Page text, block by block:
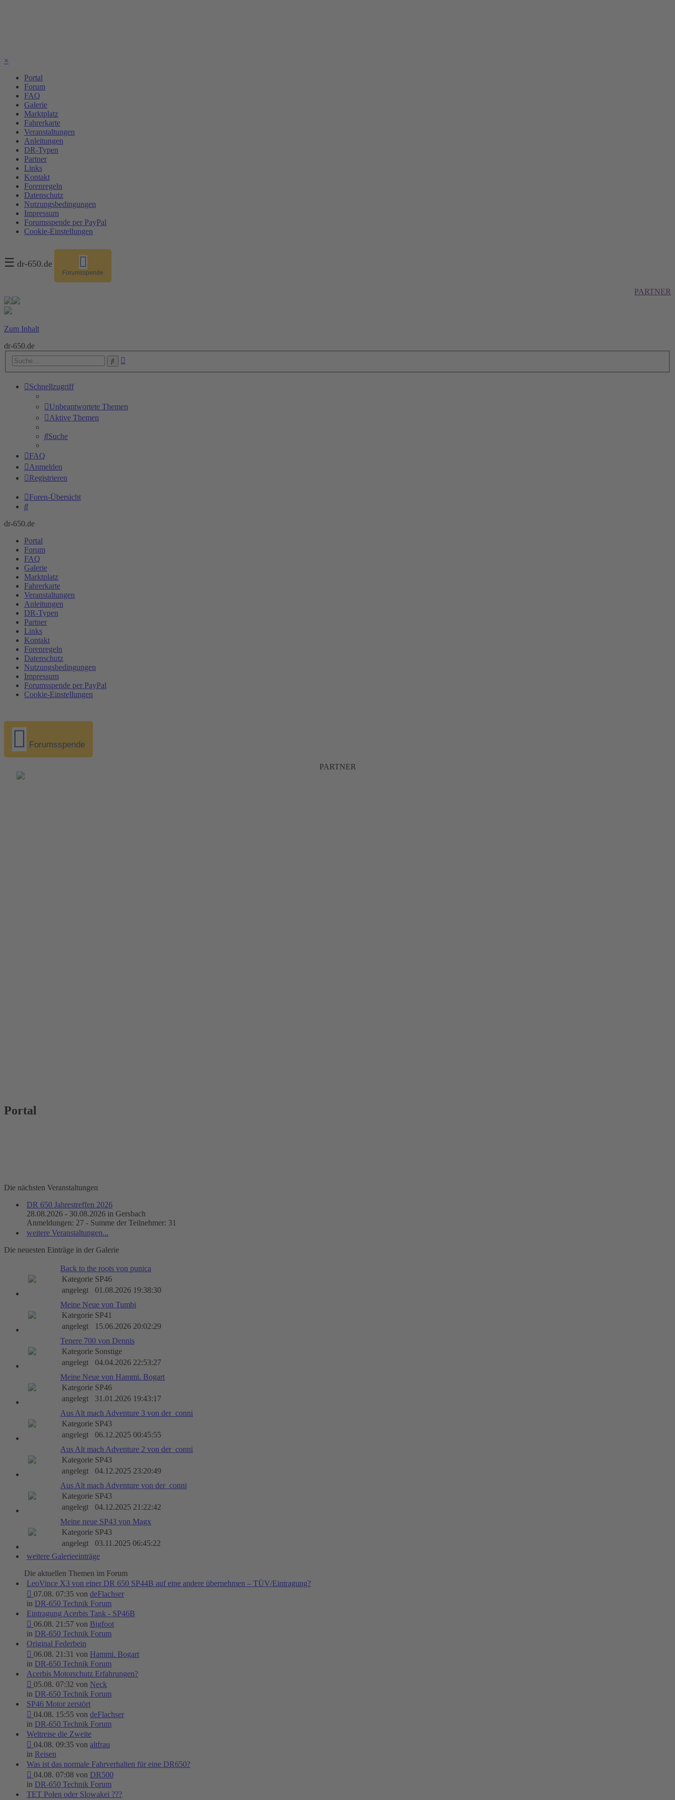
×
Portal
Forum
FAQ
Galerie
Marktplatz
Fahrerkarte
Veranstaltungen
Anleitungen
DR-Typen
Partner
Links
Kontakt
Forenregeln
Datenschutz
Nutzungsbedingungen
Impressum
Forumsspende per PayPal
Cookie-Einstellungen
☰ dr-650.de
Forumsspende
PARTNER
Zum Inhalt
dr-650.de
Suche
Schnellzugriff
Unbeantwortete Themen
Aktive Themen
Suche
FAQ
Anmelden
Registrieren
Foren-Übersicht
Suche
dr-650.de
Portal
Forum
FAQ
Galerie
Marktplatz
Fahrerkarte
Veranstaltungen
Anleitungen
DR-Typen
Partner
Links
Kontakt
Forenregeln
Datenschutz
Nutzungsbedingungen
Impressum
Forumsspende per PayPal
Cookie-Einstellungen
Forumsspende
PARTNER
Portal
Die nächsten Veranstaltungen
DR 650 Jahrestreffen 2026
28.08.2026 - 30.08.2026 in Gersbach
Anmeldungen: 27 - Summe der Teilnehmer: 31
weitere Veranstaltungen...
Die neuesten Einträge in der Galerie
Back to the roots von punica
Kategorie SP46
angelegt
01.08.2026 19:38:30
Meine Neue von Tumbi
Kategorie SP41
angelegt
15.06.2026 20:02:29
Tenere 700 von Dennis
Kategorie Sonstige
angelegt
04.04.2026 22:53:27
Meine Neue von Hammi. Bogart
Kategorie SP46
angelegt
31.01.2026 19:43:17
Aus Alt mach Adventure 3 von der_conni
Kategorie SP43
angelegt
06.12.2025 00:45:55
Aus Alt mach Adventure 2 von der_conni
Kategorie SP43
angelegt
04.12.2025 23:20:49
Aus Alt mach Adventure von der_conni
Kategorie SP43
angelegt
04.12.2025 21:22:42
Meine neue SP43 von Magx
Kategorie SP43
angelegt
03.11.2025 06:45:22
weitere Galerieeinträge
Die aktuellen Themen im Forum
LeoVince X3 von einer DR 650 SP44B auf eine andere übernehmen – TÜV/Eintragung?
07.08. 07:35 von deFlachser
in DR-650 Technik Forum
Eintragung Acerbis Tank - SP46B
06.08. 21:57 von Bigfoot
in DR-650 Technik Forum
Original Federbein
06.08. 21:31 von Hammi. Bogart
in DR-650 Technik Forum
Acerbis Motorschutz Erfahrungen?
05.08. 07:32 von Neck
in DR-650 Technik Forum
SP46 Motor zerstört
04.08. 15:55 von deFlachser
in DR-650 Technik Forum
Weltreise die Zweite
04.08. 09:35 von altfrau
in Reisen
Was ist das normale Fahrverhalten für eine DR650?
04.08. 07:08 von DR500
in DR-650 Technik Forum
TET Polen oder Slowakei ???